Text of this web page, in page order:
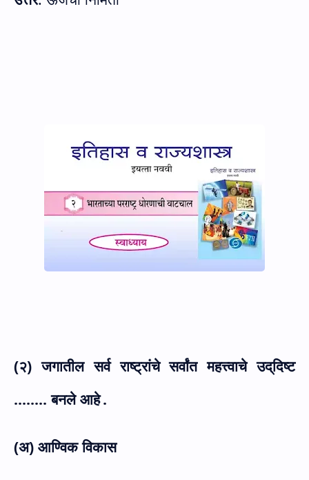
(२) जगातील सर्व राष्ट्रांचे सर्वांत महत्त्वाचे उद्‌दिष्ट
........ बनले आहे.
(अ) आण्विक विकास